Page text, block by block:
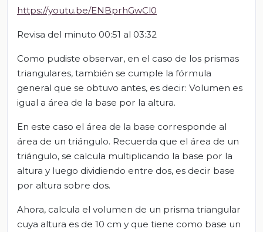
https://youtu.be/ENBprhGwCl0
Revisa del minuto 00:51 al 03:32
Como pudiste observar, en el caso de los prismas
triangulares, también se cumple la fórmula
general que se obtuvo antes, es decir: Volumen es
igual a área de la base por la altura.
En este caso el área de la base corresponde al
área de un triángulo. Recuerda que el área de un
triángulo, se calcula multiplicando la base por la
altura y luego dividiendo entre dos, es decir base
por altura sobre dos.
Ahora, calcula el volumen de un prisma triangular
cuya altura es de 10 cm y que tiene como base un